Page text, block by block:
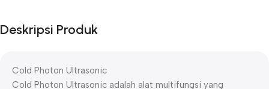
Deskripsi Produk
Cold Photon Ultrasonic
Cold Photon Ultrasonic adalah alat multifungsi yang